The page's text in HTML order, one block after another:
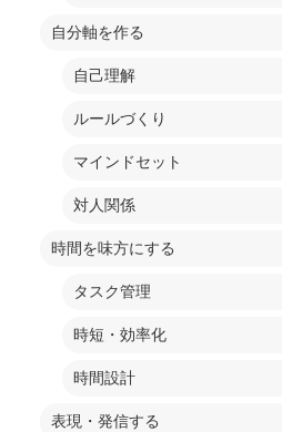
自分軸を作る
自己理解
ルールづくり
マインドセット
対人関係
時間を味方にする
タスク管理
時短・効率化
時間設計
表現・発信する